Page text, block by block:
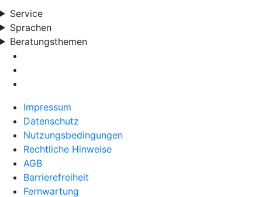
Service
Sprachen
Beratungsthemen
Impressum
Datenschutz
Nutzungsbedingungen
Rechtliche Hinweise
AGB
Barrierefreiheit
Fernwartung